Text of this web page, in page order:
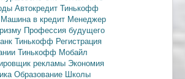
Автокредит Тинькофф
Машина в кредит Менеджер
Профессия будущего
Тинькофф Регистрация
Тинькофф Мобайл
рекламы Экономия
Образование Школы